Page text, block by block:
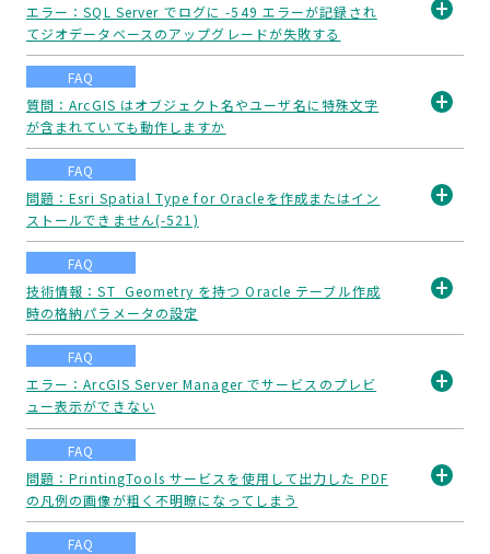
エラー：SQL Server でログに -549 エラーが記録され
てジオデータベースのアップグレードが失敗する
FAQ
質問：ArcGIS はオブジェクト名やユーザ名に特殊文字
が含まれていても動作しますか
FAQ
問題：Esri Spatial Type for Oracleを作成またはイン
ストールできません(-521)
FAQ
技術情報：ST_Geometry を持つ Oracle テーブル作成
時の格納パラメータの設定
FAQ
エラー：ArcGIS Server Manager でサービスのプレビ
ュー表示ができない
FAQ
問題：PrintingTools サービスを使用して出力した PDF
の凡例の画像が粗く不明瞭になってしまう
FAQ